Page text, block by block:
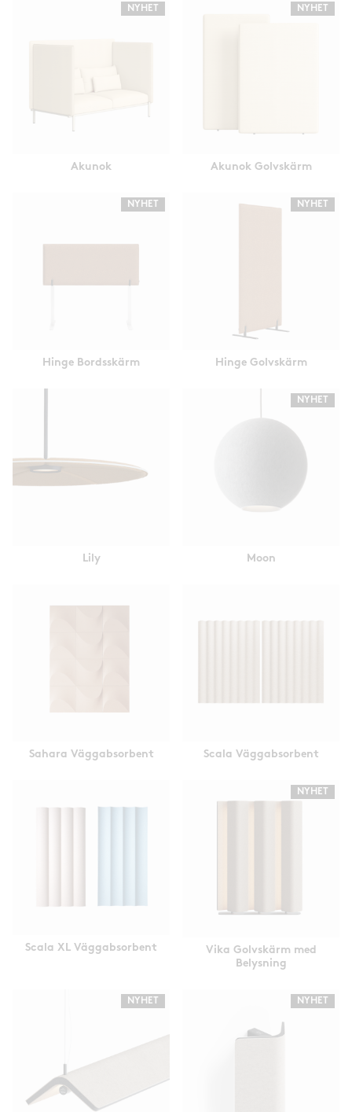
NYHET
Akunok
NYHET
Akunok Golvskärm
NYHET
Hinge Bordsskärm
NYHET
Hinge Golvskärm
Lily
NYHET
Moon
Sahara Väggabsorbent Scala Väggabsorbent
Scala XL Väggabsorbent
NYHET
Vika Golvskärm med
Belysning
NYHET NYHET